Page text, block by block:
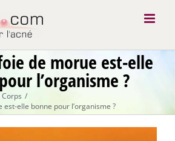
de morue est-elle
l’organisme ?
Corps
est-elle bonne pour l’organisme ?